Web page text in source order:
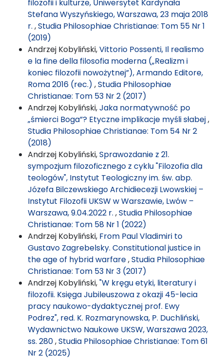
filozofii i kulturze, Uniwersytet Kardynała
Stefana Wyszyńskiego, Warszawa, 23 maja 2018
r. ,Studia Philosophiae Christianae: Tom 55 Nr 1
(2019)
Andrzej Kobyliński,Vittorio Possenti, Il realismo
e la fine della filosofia moderna („Realizm i
koniec filozofii nowożytnej”), Armando Editore,
Roma 2016 (rec.) ,Studia Philosophiae
Christianae: Tom 53 Nr 2 (2017)
Andrzej Kobyliński,Jaka normatywność po
„śmierci Boga”? Etyczne implikacje myśli słabej,
Studia Philosophiae Christianae: Tom 54 Nr 2
(2018)
Andrzej Kobyliński,Sprawozdanie z 21.
sympozjum filozoficznego z cyklu "Filozofia dla
teologów", Instytut Teologiczny im. św. abp.
Józefa Bilczewskiego Archidiecezji Lwowskiej –
Instytut Filozofii UKSW w Warszawie, Lwów –
Warszawa, 9.04.2022 r. ,Studia Philosophiae
Christianae: Tom 58 Nr 1 (2022)
Andrzej Kobyliński, From Paul Vladimiri to
Gustavo Zagrebelsky. Constitutional justice in
the age of hybrid warfare,Studia Philosophiae
Christianae: Tom 53 Nr 3 (2017)
Andrzej Kobyliński,"W kręgu etyki, literatury i
filozofii. Księga Jubileuszowa z okazji 45-lecia
pracy naukowo-dydaktycznej prof. Ewy
Podrez", red. K. Rozmarynowska, P. Duchliński,
Wydawnictwo Naukowe UKSW, Warszawa 2023,
ss. 280,Studia Philosophiae Christianae: Tom 61
Nr 2 (2025)